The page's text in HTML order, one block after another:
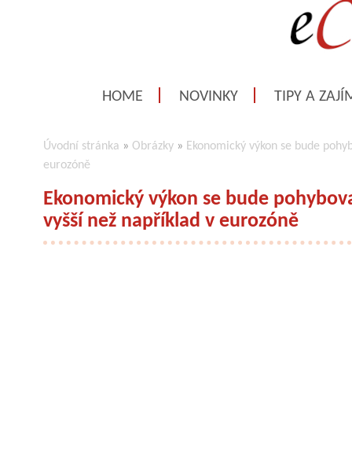
HOME NOVINKY TIPY A
Úvodní stránka » Obrázky » Ekonomický výkon se bude
eurozóně
Ekonomický výkon se bude
vyšší než například v eurozóně